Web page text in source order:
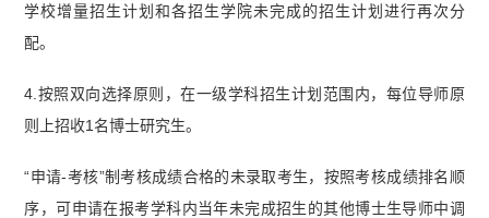
学校增量招生计划和各招生学院未完成的招生计划进行再次分
配。
4.按照双向选择原则，在一级学科招生计划范围内，每位导师原
则上招收1名博士研究生。
“申请-考核”制考核成绩合格的未录取考生，按照考核成绩排名顺
序，可申请在报考学科内当年未完成招生的其他博士生导师中调